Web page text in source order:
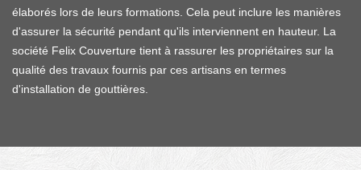
élaborés lors de leurs formations. Cela peut inclure les manières
d'assurer la sécurité pendant qu'ils interviennent en hauteur. La
société Felix Couverture tient à rassurer les propriétaires sur la
qualité des travaux fournis par ces artisans en termes
d'installation de gouttières.